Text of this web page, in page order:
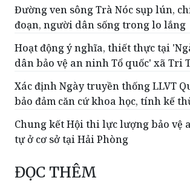
Đường ven sông Trà Nóc sụp lún,
đoạn, người dân sống trong lo lắng
Hoạt động ý nghĩa, thiết thực tại
dân bảo vệ an ninh Tổ quốc' xã Tri
Xác định Ngày truyền thống LLVT
bảo đảm căn cứ khoa học, tính kế
Chung kết Hội thi lực lượng bảo vệ
tự ở cơ sở tại Hải Phòng
ĐỌC THÊM